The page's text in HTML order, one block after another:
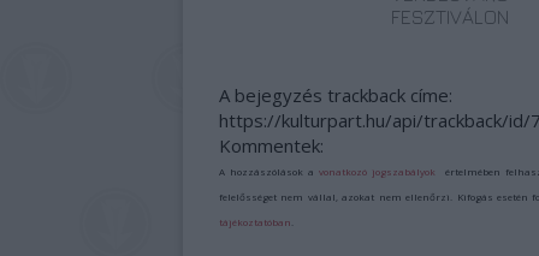
FESZTIVÁLON
A bejegyzés trackback címe:
https://kulturpart.hu/api/trackback/id/
Kommentek:
A hozzászólások avonatkozó jogszabályok értelmében
felelősséget nem vállal, azokat nem ellenőrzi. Kifogás esetén
tájékoztatóban